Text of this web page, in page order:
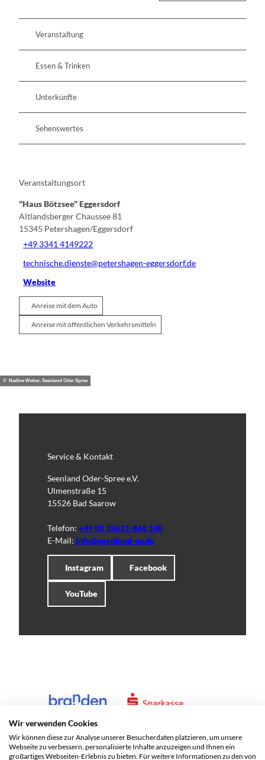
Veranstaltung
Essen & Trinken
Unterkünfte
Sehenswertes
Veranstaltungsort
"Haus Bötzsee" Eggersdorf
Altlandsberger Chaussee 81
15345 Petershagen/Eggersdorf
+49 3341 4149222
technische.dienste@petershagen-eggersdorf.de
Website
Anreise mit dem Auto
Anreise mit öffentlichen Verkehrsmitteln
© Nadine Weber, Seenland Oder Spree
Service & Kontakt
Seenland Oder-Spree e.V.
Ulmenstraße 15
15526 Bad Saarow
Telefon: +49 (0) 33631-868 100
E-Mail: info@seenland-os.de
Instagram Facebook
YouTube
Wir verwenden Cookies
Wir können diese zur Analyse unserer Besucherdaten platzieren, um unsere
Webseite zu verbessern, personalisierte Inhalte anzuzeigen und Ihnen ein
großartiges Webseiten-Erlebnis zu bieten. Für weitere Informationen zu den von